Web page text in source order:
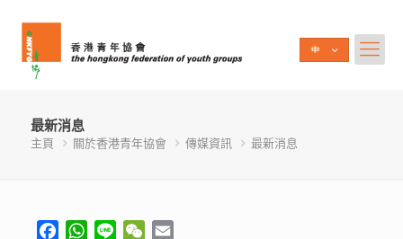
最新消息
主頁 關於香港青年協會 傳媒資訊 最新消息
FacebookWhatsApp
Line WeChat